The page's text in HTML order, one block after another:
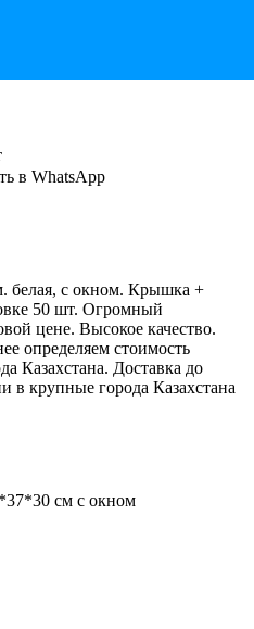
в WhatsApp
белая, с окном. Крышка +
50 шт. Огромный
цене. Высокое качество.
определяем стоимость
Казахстана. Доставка до
в крупные города Казахстана
см с окном